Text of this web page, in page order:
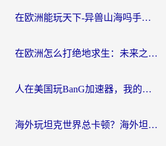
在欧洲能玩天下-异兽山海吗手游？海外玩家的加速器生存指南
在欧洲怎么打绝地求生：未来之役不卡？留学生亲测的加速器避坑指南
人在美国玩BanG加速器，我的延迟终于绿了
海外玩坦克世界总卡顿？海外坦克世界加速器有哪些？实测好用的选择在这里